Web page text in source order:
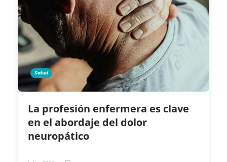
Salud
La profesión enfermera es clave
en el abordaje del dolor
neuropático